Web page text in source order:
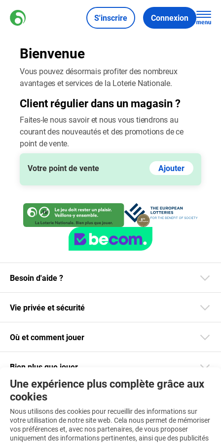
S'inscrire Connexion
Bienvenue
Vous pouvez désormais profiter des nombreux
avantages et services de la Loterie Nationale.
Client régulier dans un magasin ?
Faites-le nous savoir et nous vous tiendrons au
courant des nouveautés et des promotions de ce
point de vente.
Votre point de vente Ajouter
Une expérience plus complète grâce aux
cookies
Nous utilisons des cookies pour recueillir des informations sur
votre utilisation de notre site web. Cela nous permet de mémoriser
vos préférences et, avec nos partenaires, de vous proposer
uniquement des informations pertinentes, ainsi que des publicités
Besoin d'aide ?
Vie privée et sécurité
Où et comment jouer
Bien plus que jouer
Téléchargez notre app